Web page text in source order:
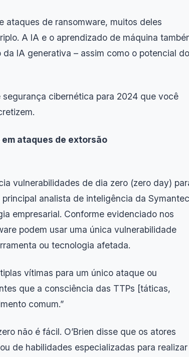
ataques de ransomware, muitos deles
A IA e o aprendizado de máquina
IA generativa – assim como o potencial
cibernética para 2024 que você
ataques de extorsão
vulnerabilidades de dia zero (zero day)
analista de inteligência da
empresarial. Conforme evidenciado nos
podem usar uma única vulnerabilidade
ou tecnologia afetada.
vítimas para um único ataque ou
que a consciência das TTPs [táticas,
comum.”
não é fácil. O’Brien disse que os atores
de habilidades especializadas para realizar